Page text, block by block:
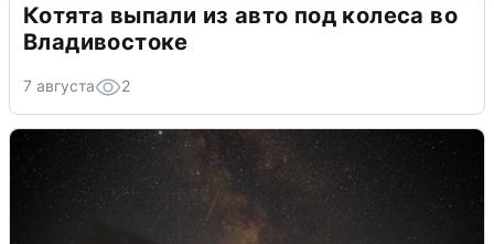
Котята выпали из авто под колеса во
Владивостоке
7 августа 2